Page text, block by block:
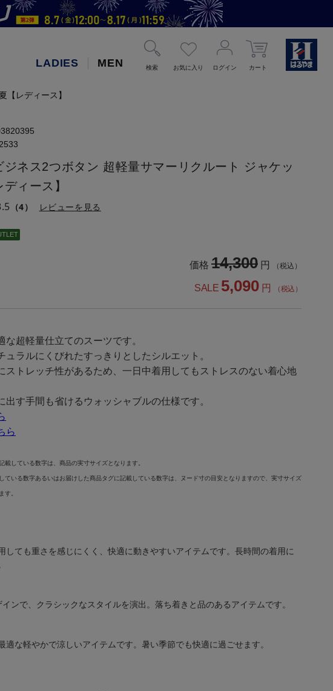
LADIES MEN 検索 お気に入り ログイン カート
【レディース】
ジネス2つボタン 超軽量サマーリクルート ジャケッ
ィース】
（4） レビューを見る
価格 14,300 円 （税込）
SALE 5,090 円 （税込）
な超軽量仕立てのスーツです。
ュラルにくびれたすっきりとしたシルエット。
ストレッチ性があるため、一日中着用してもストレスのない着心地
出す手間も省けるウォッシャブルの仕様です。
ら
載している数字は、商品の実寸サイズとなります。
ている数字あるいはお届けした商品タグに記載している数字は、ヌード寸の目安となりますので、実寸サイズ
す。
しても重さを感じにくく、快適に動きやすいアイテムです。長時間の着用に
ンで、クラシックなスタイルを演出。落ち着きと品のあるアイテムです。
適な軽やかで涼しいアイテムです。暑い季節でも快適に過ごせます。